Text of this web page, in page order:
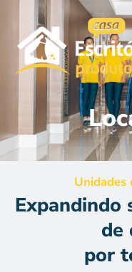
conteúdo
Unidades
Expandindo
de
por